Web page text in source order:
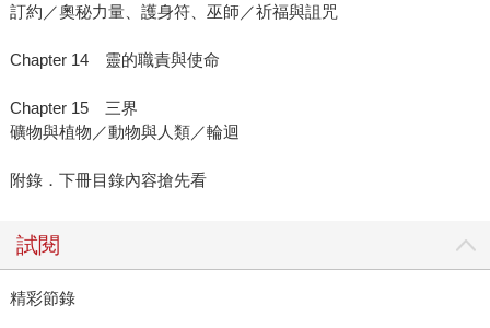
訂約／奧秘力量、護身符、巫師／祈福與詛咒
Chapter 14 靈的職責與使命
Chapter 15 三界
礦物與植物／動物與人類／輪迴
附錄．下冊目錄內容搶先看
試閱
精彩節錄